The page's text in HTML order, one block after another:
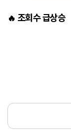
🔥 조회수 급상승